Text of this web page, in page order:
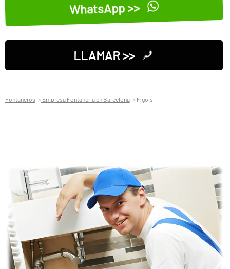
WhatsApp >>
LLAMAR >>
Fontaneros Empresa Fontaneria en Barcelona Fígols